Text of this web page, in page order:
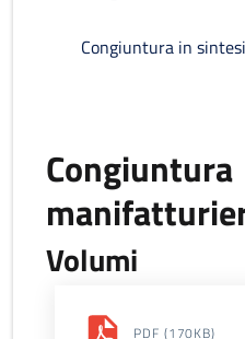
Congiuntura in sintesi
Congiuntura
Volumi
PDF (170KB)